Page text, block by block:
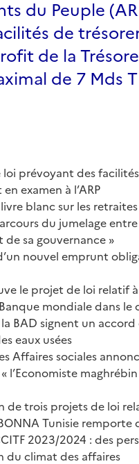
du Peuple
de
de la
de 7 Mds
prévoyant des
examen à l’ARP
livre blanc sur les
du jumelage
sa gouvernance »
nouvel emprunt
le projet de loi relatif
mondiale dans le
la BAD signent un
eaux usées
Affaires sociales
l’Economiste
de trois projets de loi
Tunisie
2023/2024 : des
du climat des affaires